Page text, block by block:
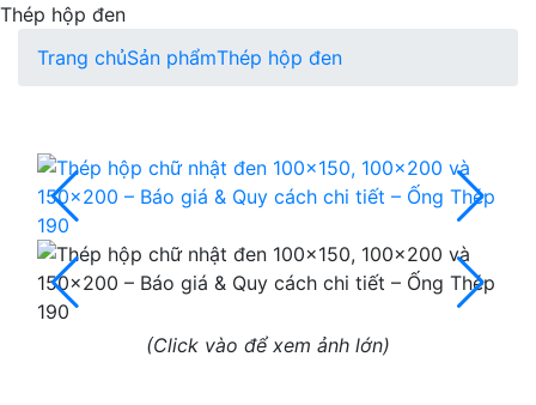
Thép hộp đen
Trang chủSản phẩmThép hộp đen
(Click vào để xem ảnh lớn)